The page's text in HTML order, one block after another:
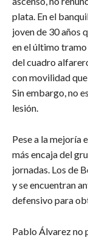
plata. En el
joven de 30 años
en el último
del cuadro
con movilidad
Sin embargo, no
lesión.
Pese a la mejoría
más encaja del
jornadas. Los de
y se encuentran
defensivo para
Pablo Álvarez no